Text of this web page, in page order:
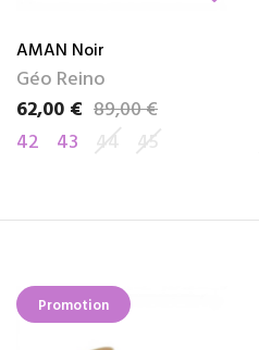
AMAN Noir
Géo Reino
Prix
62,00 €
Prix de base89,00 €
42
43 44 45
Promotion